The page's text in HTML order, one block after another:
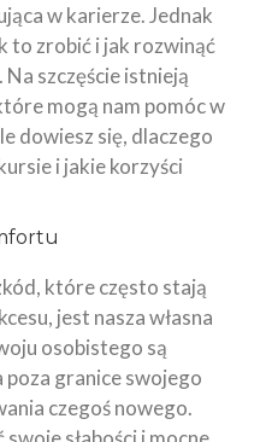
w karierze. Jednak
to zrobić i jak rozwinąć
szczęście istnieją
mogą nam pomóc w
dowiesz się, dlaczego
i jakie korzyści
które często stają
jest nasza własna
osobistego są
poza granice swojego
czegoś nowego.